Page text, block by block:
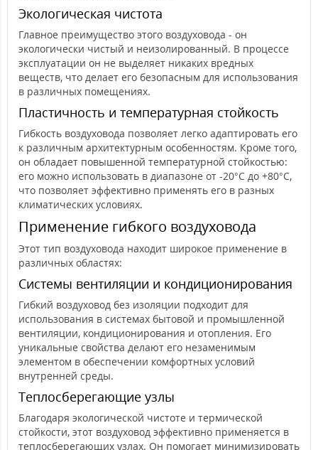
Экологическая чистота
Главное преимущество этого воздуховода - он
экологически чистый и неизолированный. В процессе
эксплуатации он не выделяет никаких вредных
веществ, что делает его безопасным для использования
в различных помещениях.
Пластичность и температурная стойкость
Гибкость воздуховода позволяет легко адаптировать его
к различным архитектурным особенностям. Кроме того,
он обладает повышенной температурной стойкостью:
его можно использовать в диапазоне от -20°C до +80°C,
что позволяет эффективно применять его в разных
климатических условиях.
Применение гибкого воздуховода
Этот тип воздуховода находит широкое применение в
различных областях:
Системы вентиляции и кондиционирования
Гибкий воздуховод без изоляции подходит для
использования в системах бытовой и промышленной
вентиляции, кондиционирования и отопления. Его
уникальные свойства делают его незаменимым
элементом в обеспечении комфортных условий
внутренней среды.
Теплосберегающие узлы
Благодаря экологической чистоте и термической
стойкости, этот воздуховод эффективно применяется в
теплосберегающих узлах. Он помогает минимизировать